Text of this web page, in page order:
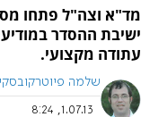
מד"א וצה"ל פתחו
ישיבת ההסדר
עתודה מקצועי.
שלמה פיוטרקובסקי
1.07.13, 8:24